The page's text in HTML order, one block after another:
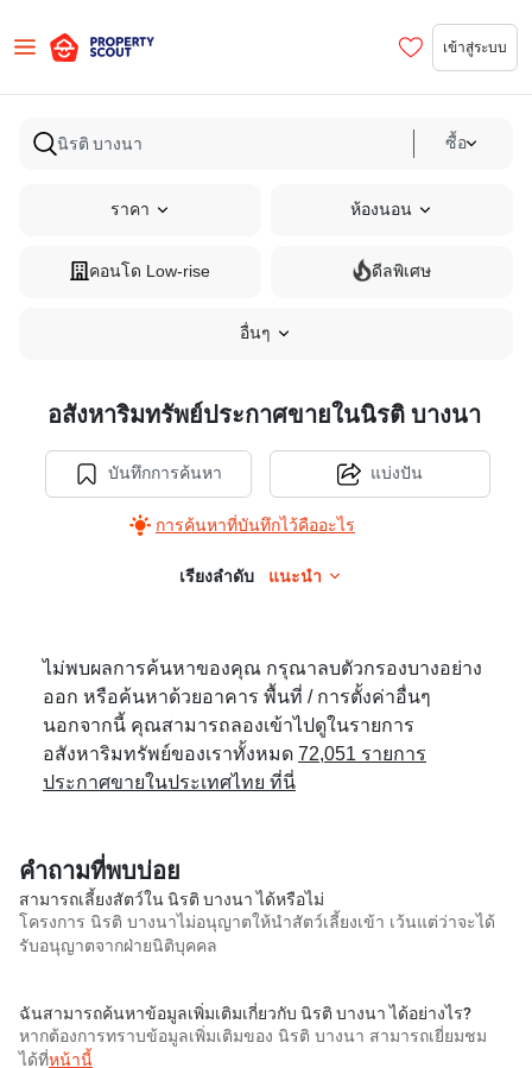
เข้าสู่ระบบ
ซื้อ
ราคา ห้องนอน
คอนโด Low-rise ดีลพิเศษ
อื่นๆ
อสังหาริมทรัพย์ประกาศขายในนิรติ บางนา
บันทึกการค้นหา
การค้นหาที่บันทึกไว้คืออะไร
แบ่งปัน
เรียงลำดับ แนะนำ
ไม่พบผลการค้นหาของคุณ กรุณาลบตัวกรองบางอย่าง
ออก หรือค้นหาด้วยอาคาร พื้นที่ / การตั้งค่าอื่นๆ
นอกจากนี้ คุณสามารถลองเข้าไปดูในรายการ
อสังหาริมทรัพย์ของเราทั้งหมด 72,051 รายการ
ประกาศขายในประเทศไทย ที่นี่
คำถามที่พบบ่อย
สามารถเลี้ยงสัตว์ใน นิรติ บางนา ได้หรือไม่
โครงการ นิรติ บางนาไม่อนุญาตให้นำสัตว์เลี้ยงเข้า เว้นแต่ว่าจะได้
รับอนุญาตจากฝ่ายนิติบุคคล
ฉันสามารถค้นหาข้อมูลเพิ่มเติมเกี่ยวกับ นิรติ บางนา ได้อย่างไร?
หากต้องการทราบข้อมูลเพิ่มเติมของ นิรติ บางนา สามารถเยี่ยมชม
ได้ที่หน้านี้